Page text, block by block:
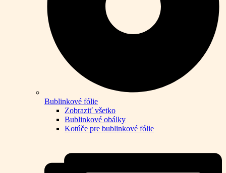
Bublinkové fólie
Zobraziť všetko
Bublinkové obálky
Kotúče pre bublinkové fólie